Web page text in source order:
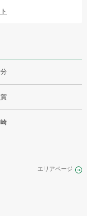
エリアページ